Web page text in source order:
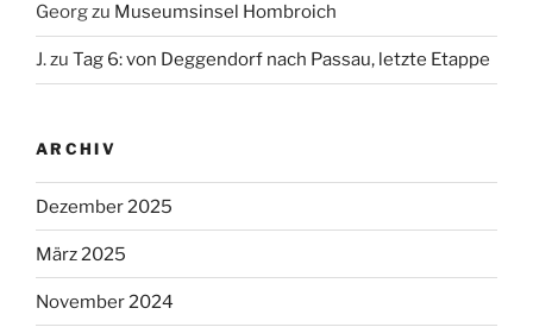
Georgzu Museumsinsel Hombroich
J.zu Tag 6: von Deggendorf nach Passau, letzte Etappe
ARCHIV
Dezember 2025
März 2025
November 2024